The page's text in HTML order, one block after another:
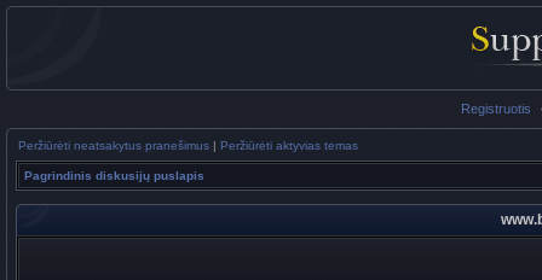
Registruotis
Peržiūrėti neatsakytus pranešimus | Peržiūrėti aktyvias temas
Pagrindinis diskusijų puslapis